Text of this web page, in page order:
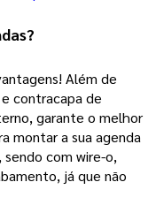
?
Além de
contracapa de
garante o melhor
montar a sua agenda
com wire-o,
já que não